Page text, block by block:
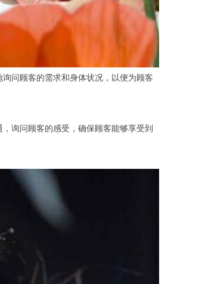
问顾客的需求和身体状况，以便为顾客
询问顾客的感受，确保顾客能够享受到